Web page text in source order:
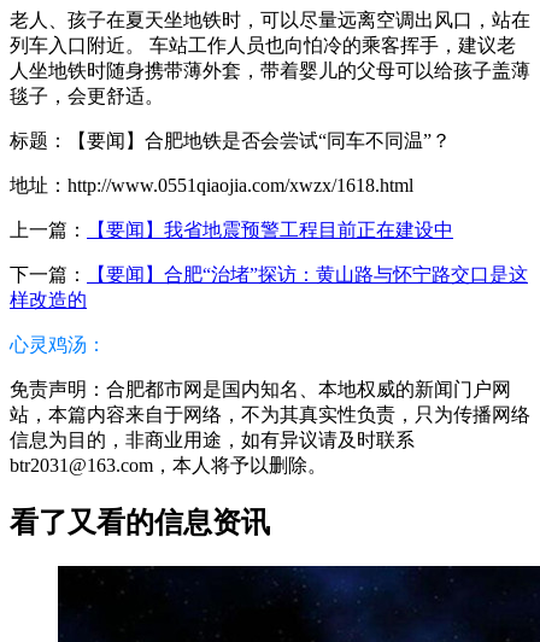
老人、孩子在夏天坐地铁时，可以尽量远离空调出风口，站在
列车入口附近。 车站工作人员也向怕冷的乘客挥手，建议老
人坐地铁时随身携带薄外套，带着婴儿的父母可以给孩子盖薄
毯子，会更舒适。
标题：【要闻】合肥地铁是否会尝试“同车不同温”？
地址：http://www.0551qiaojia.com/xwzx/1618.html
上一篇： 【要闻】我省地震预警工程目前正在建设中
下一篇：
【要闻】合肥“治堵”探访：黄山路与怀宁路交口是这
样改造的
心灵鸡汤：
免责声明：合肥都市网是国内知名、本地权威的新闻门户网
站，本篇内容来自于网络，不为其真实性负责，只为传播网络
信息为目的，非商业用途，如有异议请及时联系
btr2031@163.com，本人将予以删除。
看了又看的信息资讯